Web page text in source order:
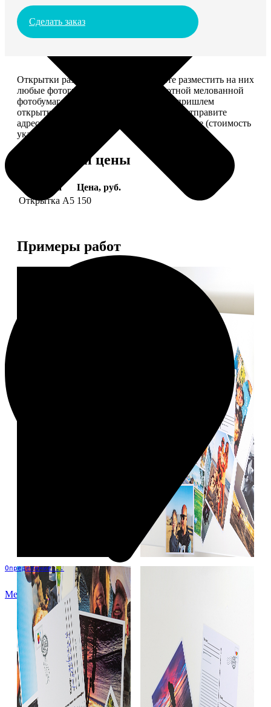
Определение...
Меню
Сделать заказ
Открытки размером 10*15, вы можете разместить на них
любые фотографии. Печатаем на плотной мелованной
фотобумаге плотностью 300 г/м2. Мы пришлем
открытки вам, вы сами их подпишете и отправите
адресату. Заказать можно 6 открыток и более (стоимость
указана за 6 штук).
Форматы и цены
Услуга
Цена, руб.
Открытка А5 150
Примеры работ